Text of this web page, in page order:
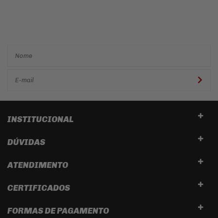
INSTITUCIONAL
DÚVIDAS
ATENDIMENTO
CERTIFICADOS
FORMAS DE PAGAMENTO